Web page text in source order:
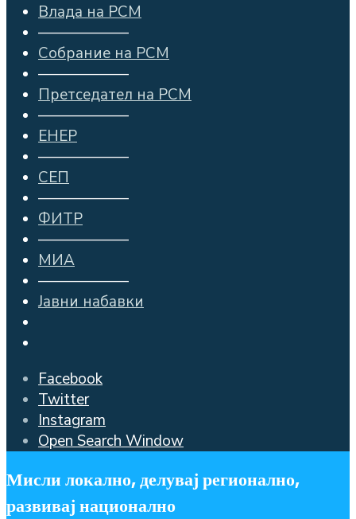
Влада на РСМ
——————
Собрание на РСМ
——————
Претседател на РСМ
——————
ЕНЕР
——————
СЕП
——————
ФИТР
——————
МИА
——————
Јавни набавки
Facebook
Twitter
Instagram
Open Search Window
Мисли локално, делувај регионално,
развивај национално